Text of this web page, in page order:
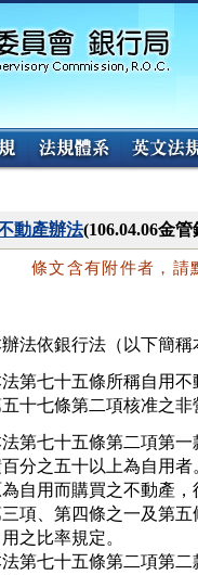
動產辦法(106.04.06金
條文含有附件者，請
法依銀行法（以下簡
第七十五條所稱自用
十七條第二項核准之
第七十五條第二項第
分之五十以上為自用者
為自用而購買之不動產
項、第四條之一及第
之比率規定。
第七十五條第二項第